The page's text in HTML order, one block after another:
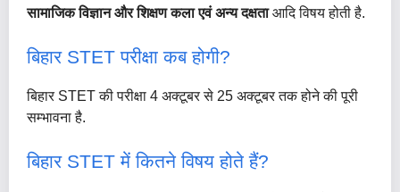
सामाजिक विज्ञान और शिक्षण कला एवं अन्य दक्षताआदि विषय होती है.
बिहार STET परीक्षा कब होगी?
बिहार STET की परीक्षा 4 अक्टूबर से 25 अक्टूबर तक होने की पूरी
सम्भावना है.
बिहार STET में कितने विषय होते हैं?